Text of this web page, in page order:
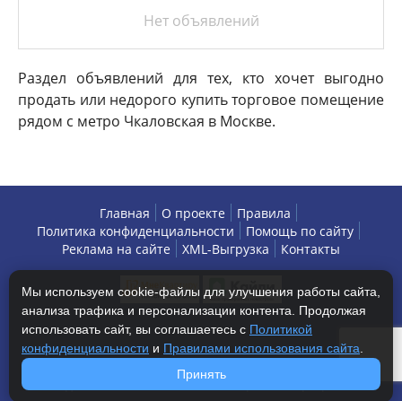
Нет объявлений
Раздел объявлений для тех, кто хочет выгодно
продать или недорого купить торговое помещение
рядом с метро Чкаловская в Москве.
Главная О проекте
Правила
Политика конфиденциальности
Помощь по сайту
Реклама на сайте
XML-Выгрузка Контакты
Copyright © 2013-2026 БизнесАренда - коммерческая
недвижимость, г. Москва. Все права защищены.
Мы используем cookie-файлы для улучшения работы сайта,
анализа трафика и персонализации контента. Продолжая
использовать сайт, вы соглашаетесь с Политикой
конфиденциальности и Правилами использования сайта
Принять